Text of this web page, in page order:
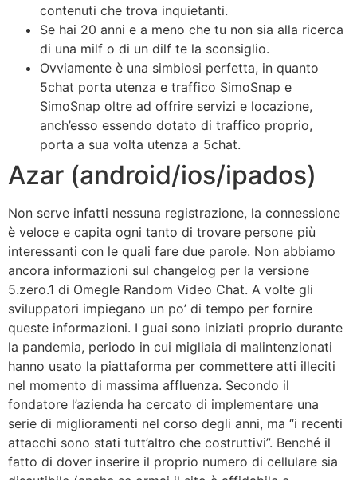
contenuti che trova inquietanti.
Se hai 20 anni e a meno che tu non sia alla ricerca
di una milf o di un dilf te la sconsiglio.
Ovviamente è una simbiosi perfetta, in quanto
5chat porta utenza e traffico SimoSnap e
SimoSnap oltre ad offrire servizi e locazione,
anch’esso essendo dotato di traffico proprio,
porta a sua volta utenza a 5chat.
Azar (android/ios/ipados)
Non serve infatti nessuna registrazione, la connessione
è veloce e capita ogni tanto di trovare persone più
interessanti con le quali fare due parole. Non abbiamo
ancora informazioni sul changelog per la versione
5.zero.1 di Omegle Random Video Chat. A volte gli
sviluppatori impiegano un po’ di tempo per fornire
queste informazioni. I guai sono iniziati proprio durante
la pandemia, periodo in cui migliaia di malintenzionati
hanno usato la piattaforma per commettere atti illeciti
nel momento di massima affluenza. Secondo il
fondatore l’azienda ha cercato di implementare una
serie di miglioramenti nel corso degli anni, ma “i recenti
attacchi sono stati tutt’altro che costruttivi”. Benché il
fatto di dover inserire il proprio numero di cellulare sia